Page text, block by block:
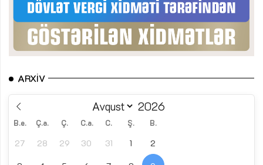
ARXIV
B.e. Ç.a. Ç. C.a. C. Ş. B.
27 28 29 30 31 1 2